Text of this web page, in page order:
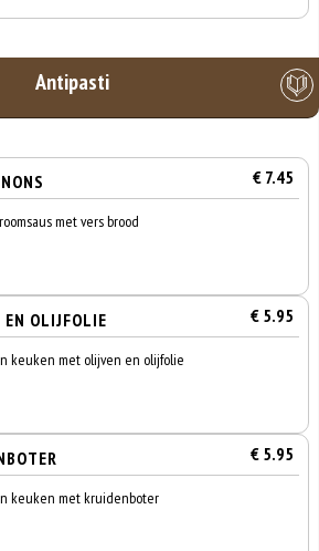
Antipasti
€ 7.45
met vers brood
EN OLIJFOLIE € 5.95
keuken met olijven en olijfolie
€ 5.95
keuken met kruidenboter